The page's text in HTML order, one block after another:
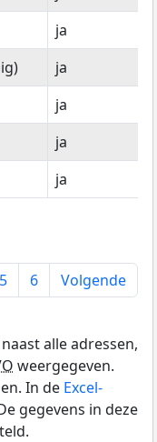
ja
ja
ja
ja
ja
5 6 Volgende
alle adressen,
weergegeven.
In de Excel-
gegevens in deze